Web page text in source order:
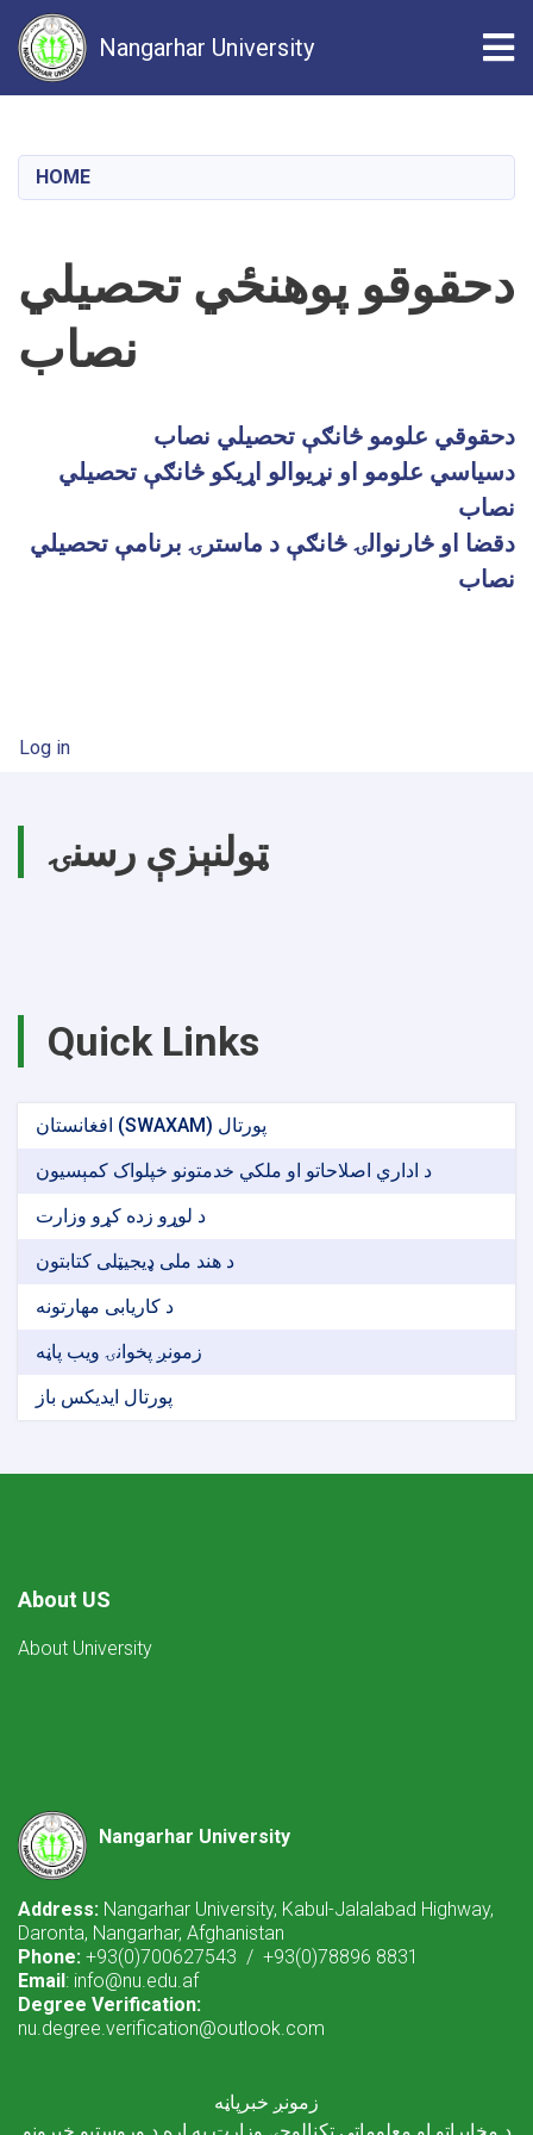
content
Nangarhar University
HOME
دحقوقو پوهنځي تحصيلي
نصاب
دحقوقي علومو څانګې تحصيلي نصاب
دسياسي علومو او نړيوالو اړيکو څانګې تحصيلي
نصاب
دقضا او څارنوالۍ څانګې د ماسترۍ برنامې تحصيلي
نصاب
User account menu
Log in
ټولنېزې رسنۍ
Quick Links
افغانستان (SWAXAM) پورتال
د اداري اصلاحاتو او ملکي خدمتونو خپلواک کمېسیون
د لوړو زده کړو وزارت
د هند ملی ډیجیټلی کتابتون
د کاریابی مهارتونه
زمونږ پخوانۍ ویب پاڼه
پورتال ایدیکس باز
About US
About University
Nangarhar University
Address: Nangarhar University, Kabul-Jalalabad Highway,
Daronta, Nangarhar, Afghanistan
Phone: +93(0)700627543 / +93(0)78896 8831
Email: info@nu.edu.af
Degree Verification:
nu.degree.verification@outlook.com
زمونږ خبرپاڼه